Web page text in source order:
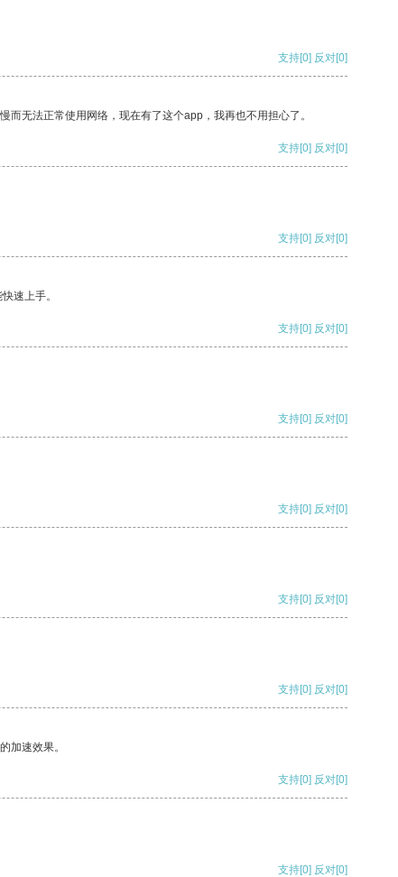
支持[0] 反对[0]
无法正常使用网络，现在有了这个app，我再也不用担心了。
支持[0] 反对[0]
支持[0] 反对[0]
速上手。
支持[0] 反对[0]
支持[0] 反对[0]
支持[0] 反对[0]
支持[0] 反对[0]
支持[0] 反对[0]
加速效果。
支持[0] 反对[0]
支持[0] 反对[0]